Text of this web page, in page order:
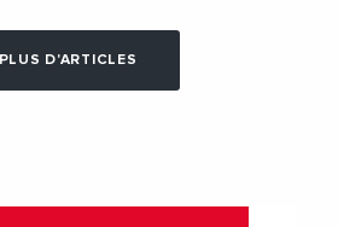
PLUS D'ARTICLES